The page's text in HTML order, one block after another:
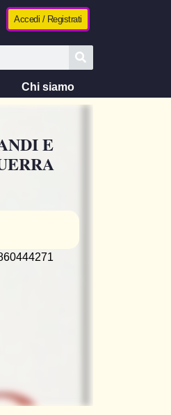
Accedi / Registrati
Chi siamo
E